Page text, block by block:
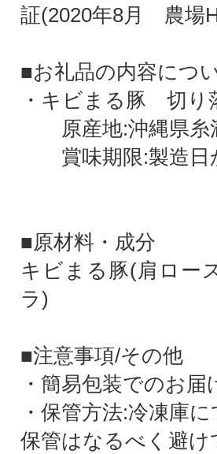
証(2020年8月 農場
■お礼品の内容につ
・キビまる豚 切り
原産地:沖縄県糸
賞味期限:製造日
■原材料・成分
キビまる豚(肩ロー
ラ)
■注意事項/その他
・簡易包装でのお届
・保管方法:冷凍庫
保管はなるべく避